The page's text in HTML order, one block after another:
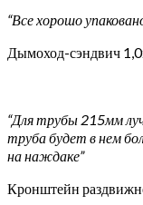
“Все хорошо
Дымоход-сэндвич
“Для трубы 215мм
труба будет в нем
на наждаке”
Кронштейн